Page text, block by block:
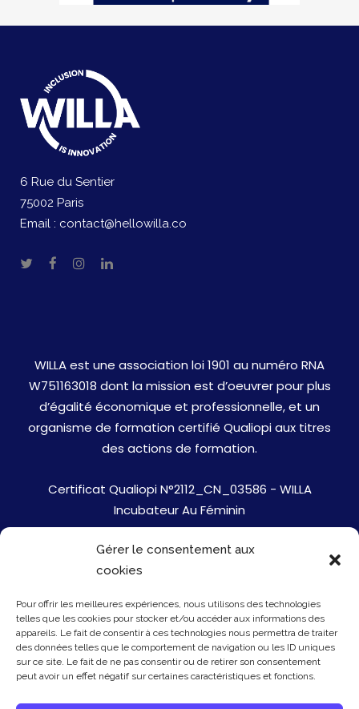
Gérer le consentement aux
cookies
Pour offrir les meilleures expériences, nous utilisons des technologies
telles que les cookies pour stocker et/ou accéder aux informations des
appareils. Le fait de consentir à ces technologies nous permettra de traiter
des données telles que le comportement de navigation ou les ID uniques
sur ce site. Le fait de ne pas consentir ou de retirer son consentement
peut avoir un effet négatif sur certaines caractéristiques et fonctions.
6 Rue du Sentier
75002 Paris
Email : contact@hellowilla.co
WILLA est une association loi 1901 au numéro RNA
W751163018 dont la mission est d’oeuvrer pour plus
d’égalité économique et professionnelle, et un
organisme de formation certifié Qualiopi aux titres
des actions de formation.
Certificat Qualiopi N°2112_CN_03586 - WILLA
Incubateur Au Féminin
Jobs
Mentions Légales
Politique de cookies
Presse